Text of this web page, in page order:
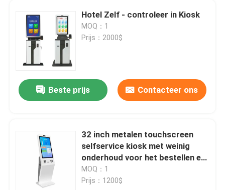
Hotel Zelf - controleer in Kiosk
MOQ：1
Prijs：2000$
Beste prijs Contacteer ons
32 inch metalen touchscreen
selfservice kiosk met weinig
onderhoud voor het bestellen en
betalen van voedsel
MOQ：1
Prijs：1200$